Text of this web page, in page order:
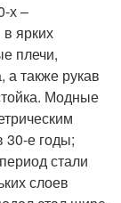
х –
ярких
плечи,
а также рукав
Модные
30-е годы;
стали
слоев